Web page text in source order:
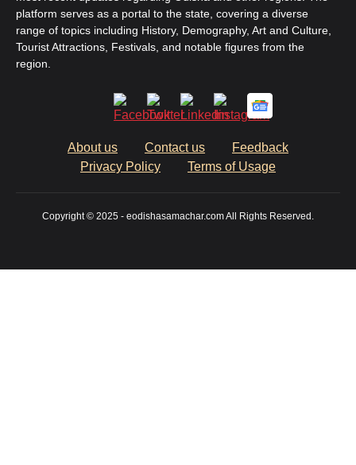
platform serves as a portal to the state, covering a diverse
range of topics including History, Demography, Art and Culture,
Tourist Attractions, Festivals, and notable figures from the
region.
About us Contact us
Feedback
Privacy Policy
Terms of Usage
Copyright © 2025 - eodishasamachar.com All Rights Reserved.